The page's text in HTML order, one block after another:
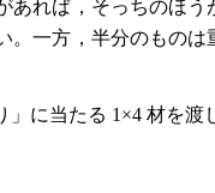
れば，そっちのほ
。一方，半分のもの
に当たる 1×4 材を渡